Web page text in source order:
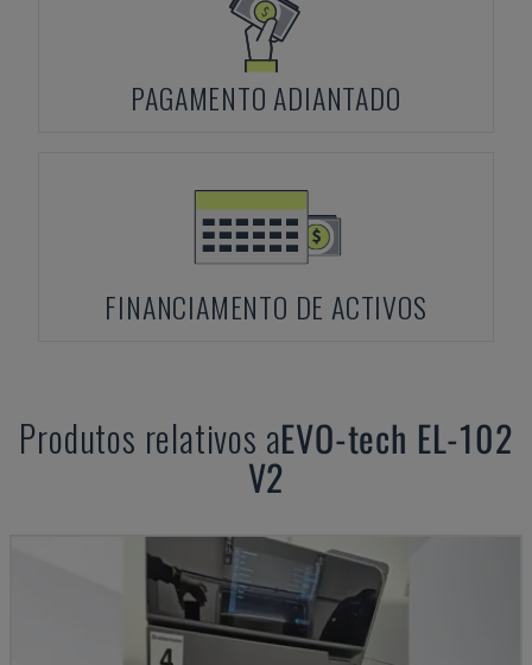
PAGAMENTO ADIANTADO
FINANCIAMENTO DE ACTIVOS
Produtos relativos aEVO-tech EL-102
V2